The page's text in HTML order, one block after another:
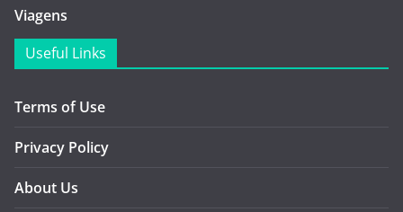
Viagens
Useful Links
Terms of Use
Privacy Policy
About Us